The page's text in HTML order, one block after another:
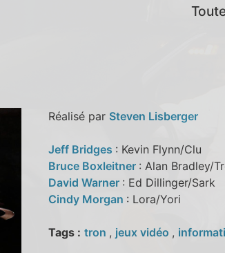
Réalisé par Steven Lisberger
Jeff Bridges : Kevin Flynn/Clu
Bruce Boxleitner : Alan Bradley/
David Warner : Ed Dillinger/Sark
Cindy Morgan : Lora/Yori
Tags : tron , jeux vidéo ,